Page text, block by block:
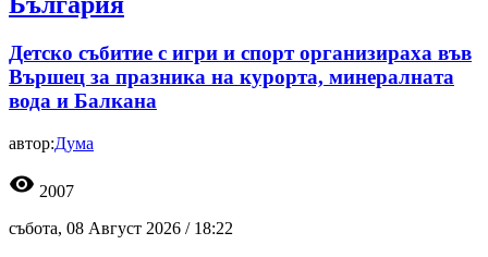
Детско събитие с игри и спорт организираха във
Вършец за празника на курорта, минералната
вода и Балкана
автор:Дума
visibility 2007
събота, 08 Август 2026 / 18:22